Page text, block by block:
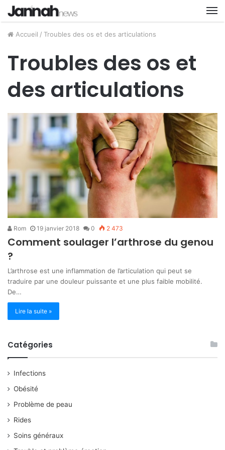
Accueil / Troubles des os et des articulations
Troubles des os et
des articulations
Rom 19 janvier 2018 0 2 473
Comment soulager l’arthrose du genou
?
L’arthrose est une inflammation de l’articulation qui peut se
traduire par une douleur puissante et une plus faible mobilité.
De…
Lire la suite »
Catégories
Infections
Obésité
Problème de peau
Rides
Soins généraux